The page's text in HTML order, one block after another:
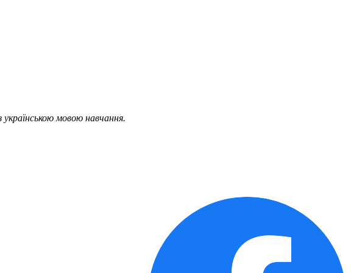
мовою навчання.